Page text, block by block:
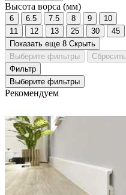
Высота ворса (мм)
6 6.5 7.5 8 9
10
11
12 13 25 30 45
Показать еще 8 Скрыть
Выберите фильтры
Сбросить
Фильтр
Выберите фильтры
Рекомендуем